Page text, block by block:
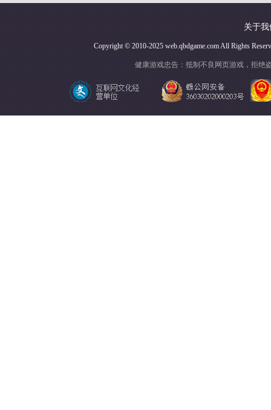
关于我
Copyright © 2010-2025 web.qbdgame.com All Rights
健康游戏忠告：抵制不良网页游戏，拒绝